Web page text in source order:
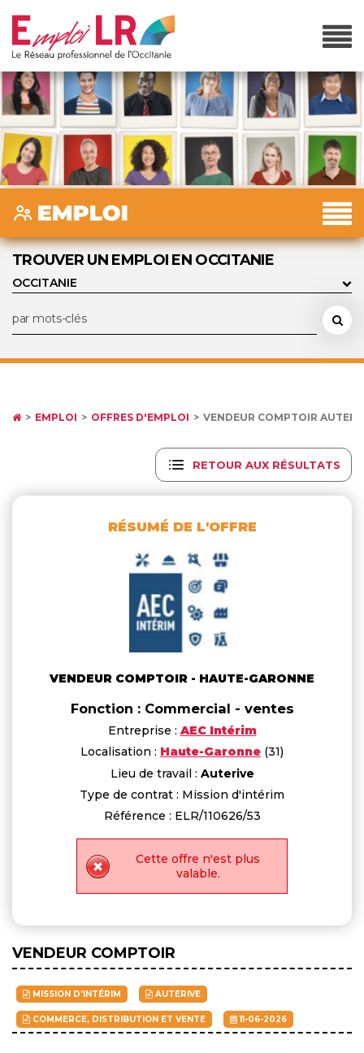
TROUVER UN EMPLOI EN OCCITANIE
EMPLOI OFFRES D'EMPLOI VENDEUR COMPTOIR
RETOUR AUX RÉSULTATS
RÉSUMÉ DE L'OFFRE
VENDEUR COMPTOIR - HAUTE-GARONNE
Fonction : Commercial - ventes
Entreprise : AEC Intérim
Localisation : Haute-Garonne (31)
Lieu de travail : Auterive
Type de contrat : Mission d'intérim
Référence : ELR/110626/53
Cette offre n'est plus
valable.
VENDEUR COMPTOIR
MISSION D'INTÉRIM AUTERIVE
COMMERCE, DISTRIBUTION ET VENTE 11-06-2026